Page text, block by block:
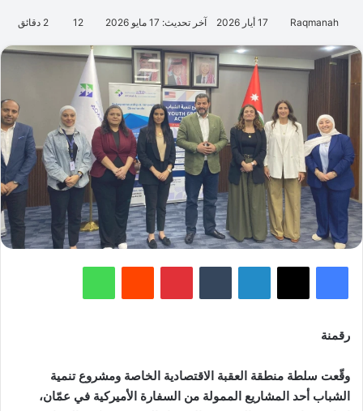
Raqmanah 17 أيار 2026 آخر تحديث: 17 مايو 2026 12
فيسبوك لينكدإن بينتيريست
رقمنة
وقّعت سلطة منطقة العقبة الاقتصادية الخاصة ومشروع تنمية
الشباب أحد المشاريع الممولة من السفارة الأميركية في عمّان،